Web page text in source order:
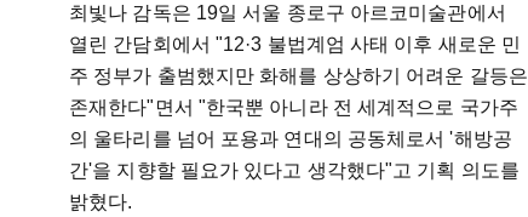
최빛나 감독은 19일 서울 종로구 아르코미술관에서
열린 간담회에서 "12·3 불법계엄 사태 이후 새로운 민
주 정부가 출범했지만 화해를 상상하기 어려운 갈등은
존재한다"면서 "한국뿐 아니라 전 세계적으로 국가주
의 울타리를 넘어 포용과 연대의 공동체로서 '해방공
간'을 지향할 필요가 있다고 생각했다"고 기획 의도를
밝혔다.